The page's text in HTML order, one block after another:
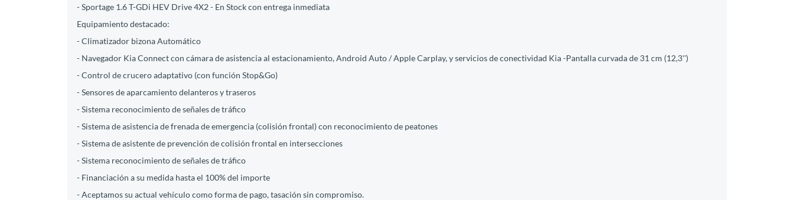
- Sportage 1.6 T-GDi HEV Drive 4X2 - En Stock con entrega inmediata
Equipamiento destacado:
- Climatizador bizona Automático
- Navegador Kia Connect con cámara de asistencia al estacionamiento, Android Auto / Apple Carplay, y servicios de conectividad Kia -Pantalla curvada de 31 cm (12,3'')
- Control de crucero adaptativo (con función Stop&Go)
- Sensores de aparcamiento delanteros y traseros
- Sistema reconocimiento de señales de tráfico
- Sistema de asistencia de frenada de emergencia (colisión frontal) con reconocimiento de peatones
- Sistema de asistente de prevención de colisión frontal en intersecciones
- Sistema reconocimiento de señales de tráfico
- Financiación a su medida hasta el 100% del importe
- Aceptamos su actual vehículo como forma de pago, tasación sin compromiso.